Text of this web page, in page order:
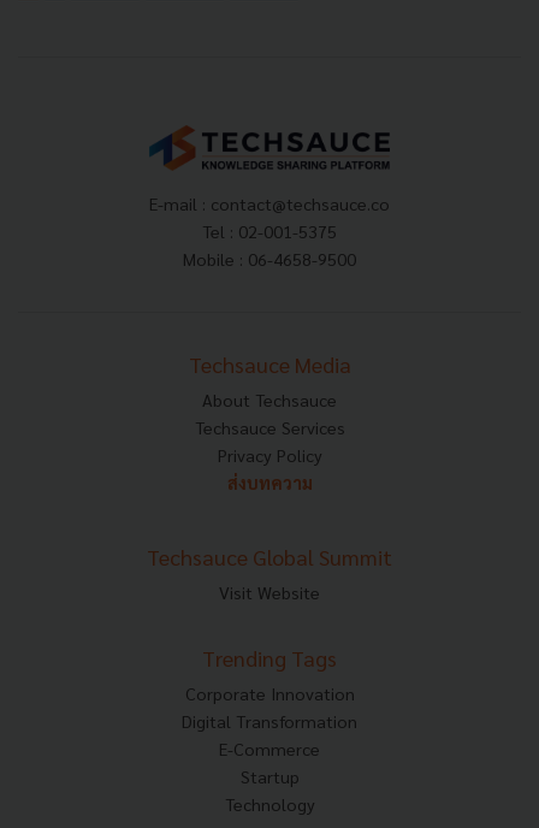
E-mail : contact@techsauce.co
Tel : 02-001-5375
Mobile : 06-4658-9500
Techsauce Media
About Techsauce
Techsauce Services
Privacy Policy
ส่งบทความ
Techsauce Global Summit
Visit Website
Trending Tags
Corporate Innovation
Digital Transformation
E-Commerce
Startup
Technology